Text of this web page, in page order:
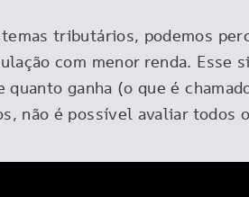
tributários, podemos
com menor renda. Esse
ganha (o que é
não é possível avaliar todos